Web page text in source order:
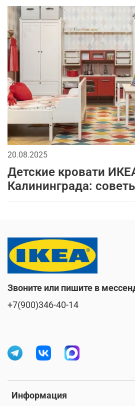
20.08.2025
Детские кровати
Калининграда:
Информация
Звоните или пишите в
+7(900)346-40-14